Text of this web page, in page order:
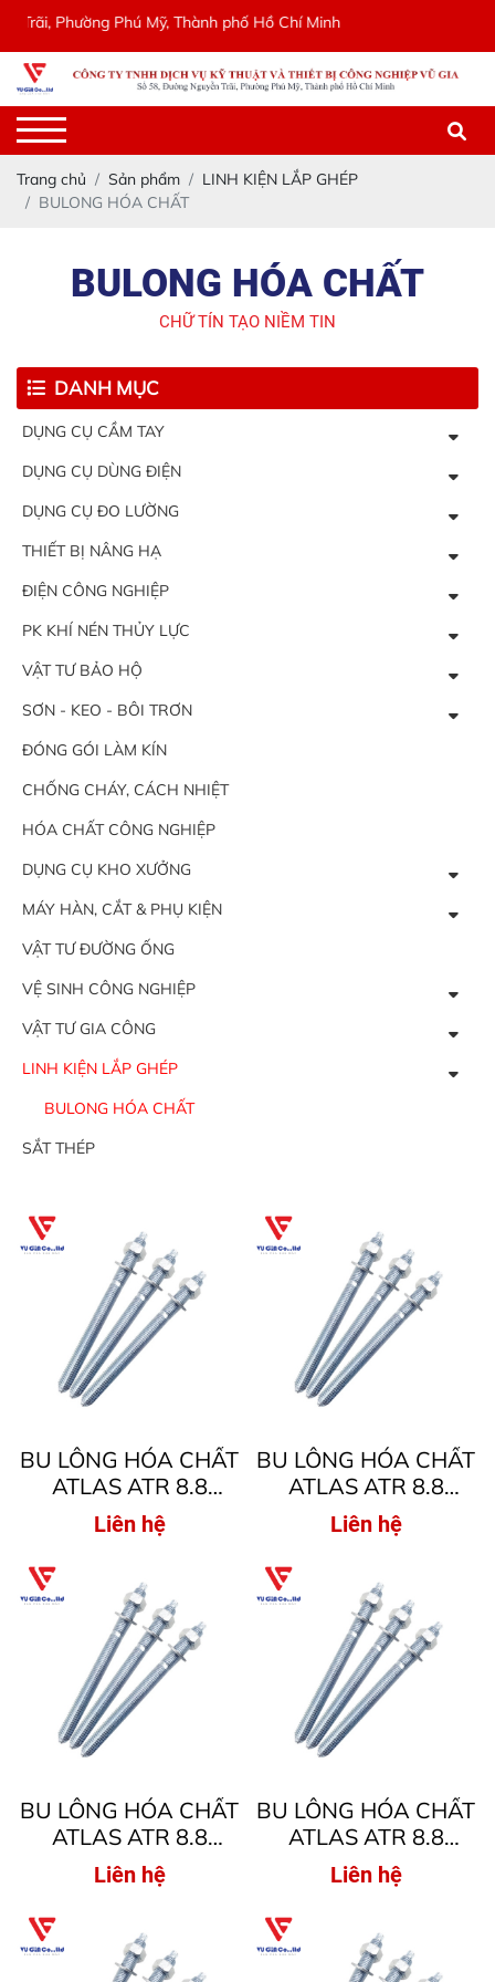
Phường Phú Mỹ, Thành phố Hồ Chí Minh
Trang chủ Sản phẩm
LINH KIỆN LẮP GHÉP
BULONG HÓA CHẤT
BULONG HÓA CHẤT
CHỮ TÍN TẠO NIỀM TIN
DANH MỤC
DỤNG CỤ CẦM TAY
DỤNG CỤ DÙNG ĐIỆN
DỤNG CỤ ĐO LƯỜNG
THIẾT BỊ NÂNG HẠ
ĐIỆN CÔNG NGHIỆP
PK KHÍ NÉN THỦY LỰC
VẬT TƯ BẢO HỘ
SƠN - KEO - BÔI TRƠN
ĐÓNG GÓI LÀM KÍN
CHỐNG CHÁY, CÁCH NHIỆT
HÓA CHẤT CÔNG NGHIỆP
DỤNG CỤ KHO XƯỞNG
MÁY HÀN, CẮT & PHỤ KIỆN
VẬT TƯ ĐƯỜNG ỐNG
VỆ SINH CÔNG NGHIỆP
VẬT TƯ GIA CÔNG
LINH KIỆN LẮP GHÉP
BULONG HÓA CHẤT
SẮT THÉP
BU LÔNG HÓA CHẤT
ATLAS ATR 8.8
M30x380
Liên hệ
BU LÔNG HÓA CHẤT
ATLAS ATR 8.8
M27x340
Liên hệ
BU LÔNG HÓA CHẤT
ATLAS ATR 8.8
M24x300
Liên hệ
BU LÔNG HÓA CHẤT
ATLAS ATR 8.8
M22x280
Liên hệ